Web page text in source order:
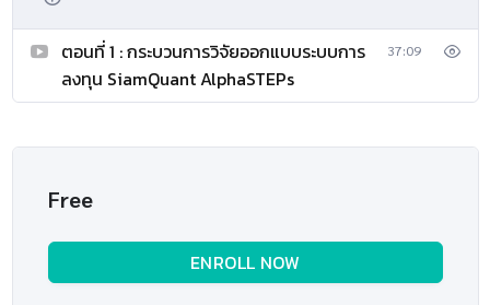
ตอนที่ 1 : กระบวนการวิจัยออกแบบระบบการ
ลงทุน SiamQuant AlphaSTEPs
37:09
Free
ENROLL NOW